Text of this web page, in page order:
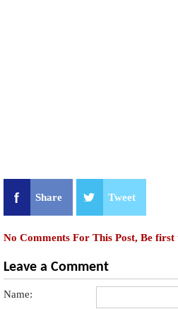
Share Tweet
No Comments For This Post, Be
Leave a Comment
Name: